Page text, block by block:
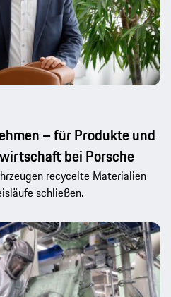
– für Produkte und
bei Porsche
recycelte Materialien
schließen.